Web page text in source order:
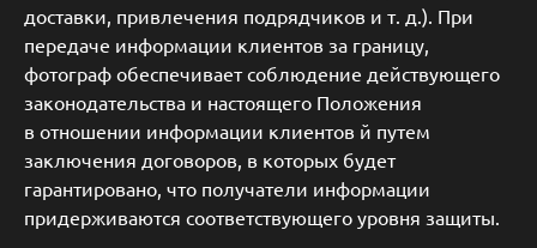
доставки, привлечения подрядчиков и т. д.). При
передаче информации клиентов за границу,
фотограф обеспечивает соблюдение действующего
законодательства и настоящего Положения
в отношении информации клиентов й путем
заключения договоров, в которых будет
гарантировано, что получатели информации
придерживаются соответствующего уровня защиты.